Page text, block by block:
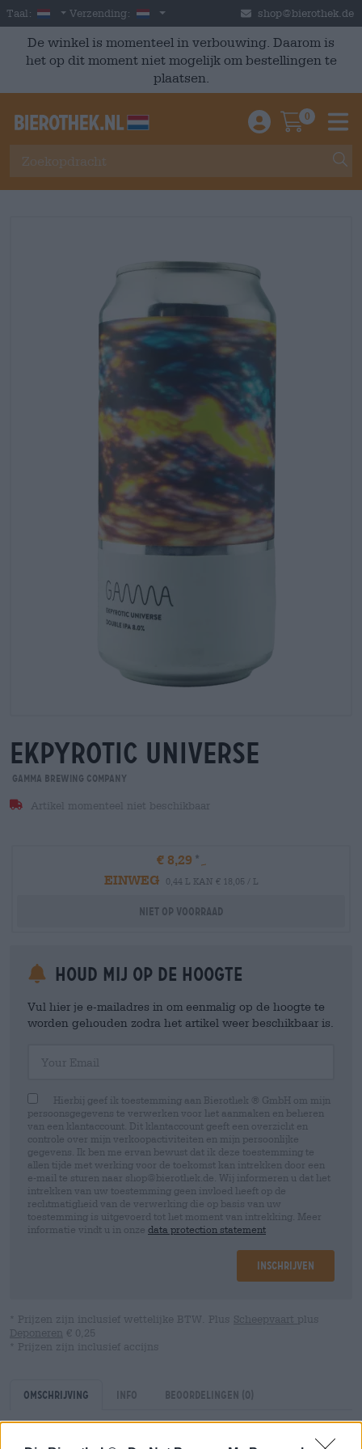
Skip to main content
Taal: Dutch
Verzending: Nederland shop@bierothek.de
De winkel is momenteel in verbouwing. Daarom is
het op dit moment niet mogelijk om bestellingen te
plaatsen.
Einloggen /
0
ekpyrotic universe
Gamma Brewing Company
Artikel momenteel niet beschikbaar
€ 8,29
EINWEG
0,44 L KAN € 18,05 / L
Niet op voorraad
Houd mij op de hoogte
Vul hier je e-mailadres in om eenmalig op de hoogte te
worden gehouden zodra het artikel weer beschikbaar is.
Hierbij geef ik toestemming aan Bierothek ® GmbH om mijn
persoonsgegevens te verwerken voor het aanmaken en beheren
van een klantaccount. Dit klantaccount geeft een overzicht en
controle over mijn verkoopactiviteiten en mijn persoonlijke
gegevens. Ik ben me ervan bewust dat ik deze toestemming te
allen tijde met werking voor de toekomst kan intrekken door een
e-mail te sturen naar shop@bierothek.de. Wij informeren u dat het
intrekken van uw toestemming geen invloed heeft op de
rechtmatigheid van de verwerking die op basis van uw
toestemming is uitgevoerd tot het moment van intrekking. Meer
informatie vindt u in onze data protection statement
Inschrijven
* Prijzen zijn inclusief wettelijke BTW. Plus Scheepvaart plus
Deponeren € 0,25
* Prijzen zijn inclusief accijns
Omschrijving Info Beoordelingen (0)